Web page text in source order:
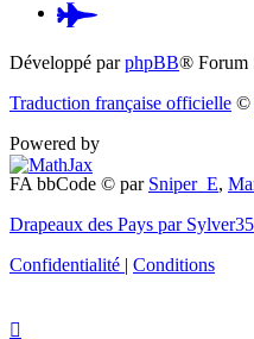
Pardus.at
(S’ouvre
nouvel
Développé parphpBB® Forum
Traduction française officielle ©
Powered by
FA bbCode © par Sniper_E,
Drapeaux des Pays par Sylver35
Confidentialité | Conditions